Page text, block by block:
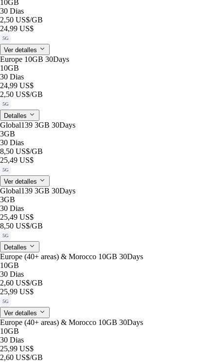
10GB
30 Dias
2,50 US$/GB
24,99 US$
5G
Ver detalles
Europe 10GB 30Days
10GB
30 Dias
24,99 US$
2,50 US$/GB
5G
Detalles
Global139 3GB 30Days
3GB
30 Dias
8,50 US$/GB
25,49 US$
5G
Ver detalles
Global139 3GB 30Days
3GB
30 Dias
25,49 US$
8,50 US$/GB
5G
Detalles
Europe (40+ areas) & Morocco 10GB 30Days
10GB
30 Dias
2,60 US$/GB
25,99 US$
5G
Ver detalles
Europe (40+ areas) & Morocco 10GB 30Days
10GB
30 Dias
25,99 US$
2,60 US$/GB